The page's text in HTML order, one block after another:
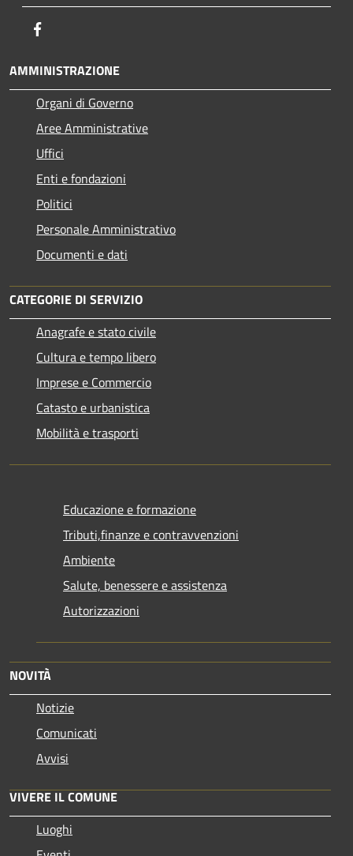
AMMINISTRAZIONE
Organi di Governo
Aree Amministrative
Uffici
Enti e fondazioni
Politici
Personale Amministrativo
Documenti e dati
CATEGORIE DI SERVIZIO
Anagrafe e stato civile
Cultura e tempo libero
Imprese e Commercio
Catasto e urbanistica
Mobilità e trasporti
Educazione e formazione
Tributi,finanze e contravvenzioni
Ambiente
Salute, benessere e assistenza
Autorizzazioni
NOVITÀ
Notizie
Comunicati
Avvisi
VIVERE IL COMUNE
Luoghi